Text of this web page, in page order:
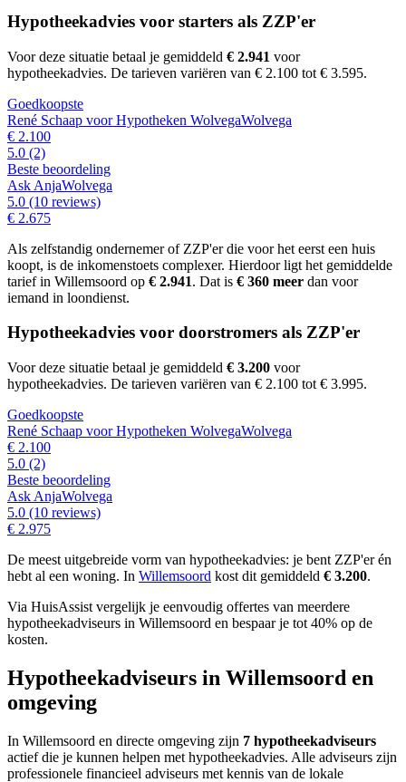
Hypotheekadvies voor starters als ZZP'er
Voor deze situatie betaal je gemiddeld € 2.941 voor
hypotheekadvies. De tarieven variëren van € 2.100 tot € 3.595.
Goedkoopste
René Schaap voor Hypotheken WolvegaWolvega
€ 2.100
5.0 (2)
Beste beoordeling
Ask AnjaWolvega
5.0 (10 reviews)
€ 2.675
Als zelfstandig ondernemer of ZZP'er die voor het eerst een huis
koopt, is de inkomenstoets complexer. Hierdoor ligt het gemiddelde
tarief in Willemsoord op € 2.941. Dat is € 360 meer dan voor
iemand in loondienst.
Hypotheekadvies voor doorstromers als ZZP'er
Voor deze situatie betaal je gemiddeld € 3.200 voor
hypotheekadvies. De tarieven variëren van € 2.100 tot € 3.995.
Goedkoopste
René Schaap voor Hypotheken WolvegaWolvega
€ 2.100
5.0 (2)
Beste beoordeling
Ask AnjaWolvega
5.0 (10 reviews)
€ 2.975
De meest uitgebreide vorm van hypotheekadvies: je bent ZZP'er én
hebt al een woning. In Willemsoord kost dit gemiddeld € 3.200.
Via HuisAssist vergelijk je eenvoudig offertes van meerdere
hypotheekadviseurs in Willemsoord en bespaar je tot 40% op de
kosten.
Hypotheekadviseurs in Willemsoord en
omgeving
In Willemsoord en directe omgeving zijn 7 hypotheekadviseurs
actief die je kunnen helpen met hypotheekadvies. Alle adviseurs zijn
professionele financieel adviseurs met kennis van de lokale